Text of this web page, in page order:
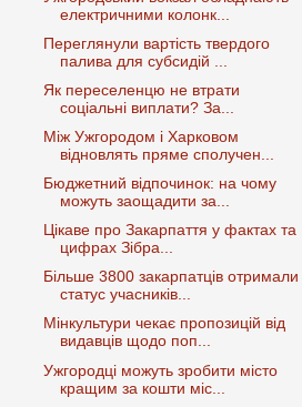
електричними колонк...
Переглянули вартість твердого
палива для субсидій ...
Як переселенцю не втрати
соціальні виплати? За...
Між Ужгородом і Харковом
відновлять пряме сполучен...
Бюджетний відпочинок: на чому
можуть заощадити за...
Цікаве про Закарпаття у фактах та
цифрах Зібра...
Більше 3800 закарпатців отримали
статус учасників...
Мінкультури чекає пропозицій від
видавців щодо поп...
Ужгородці можуть зробити місто
кращим за кошти міс...